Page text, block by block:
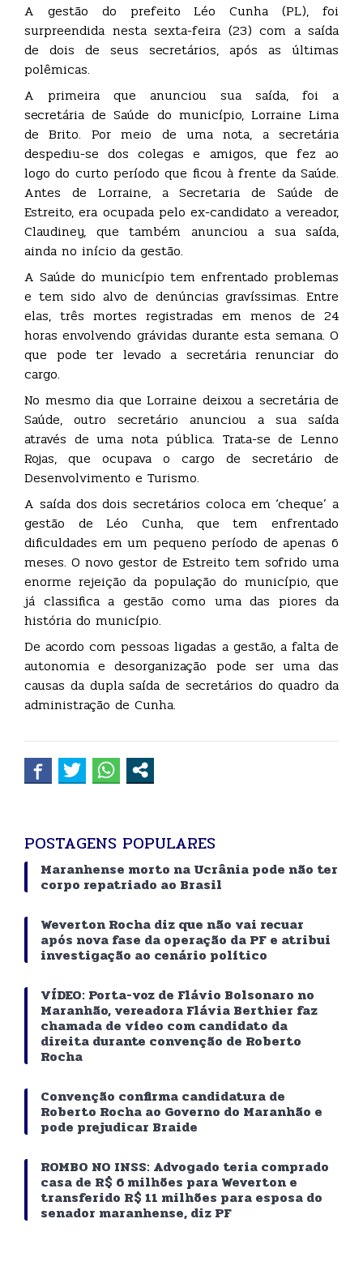
A gestão do prefeito Léo Cunha (PL), foi
surpreendida nesta sexta-feira (23) com a saída
de dois de seus secretários, após as últimas
polêmicas.
A primeira que anunciou sua saída, foi a
secretária de Saúde do município, Lorraine Lima
de Brito. Por meio de uma nota, a secretária
despediu-se dos colegas e amigos, que fez ao
logo do curto período que ficou à frente da Saúde.
Antes de Lorraine, a Secretaria de Saúde de
Estreito, era ocupada pelo ex-candidato a vereador,
Claudiney, que também anunciou a sua saída,
ainda no início da gestão.
A Saúde do município tem enfrentado problemas
e tem sido alvo de denúncias gravíssimas. Entre
elas, três mortes registradas em menos de 24
horas envolvendo grávidas durante esta semana. O
que pode ter levado a secretária renunciar do
cargo.
No mesmo dia que Lorraine deixou a secretária de
Saúde, outro secretário anunciou a sua saída
através de uma nota pública. Trata-se de Lenno
Rojas, que ocupava o cargo de secretário de
Desenvolvimento e Turismo.
A saída dos dois secretários coloca em ‘cheque’ a
gestão de Léo Cunha, que tem enfrentado
dificuldades em um pequeno período de apenas 6
meses. O novo gestor de Estreito tem sofrido uma
enorme rejeição da população do município, que
já classifica a gestão como uma das piores da
história do município.
De acordo com pessoas ligadas a gestão, a falta de
autonomia e desorganização pode ser uma das
causas da dupla saída de secretários do quadro da
administração de Cunha.
POSTAGENS POPULARES
Maranhense morto na Ucrânia pode não ter
corpo repatriado ao Brasil
Weverton Rocha diz que não vai recuar
após nova fase da operação da PF e atribui
investigação ao cenário político
VÍDEO: Porta-voz de Flávio Bolsonaro no
Maranhão, vereadora Flávia Berthier faz
chamada de vídeo com candidato da
direita durante convenção de Roberto
Rocha
Convenção confirma candidatura de
Roberto Rocha ao Governo do Maranhão e
pode prejudicar Braide
ROMBO NO INSS: Advogado teria comprado
casa de R$ 6 milhões para Weverton e
transferido R$ 11 milhões para esposa do
senador maranhense, diz PF